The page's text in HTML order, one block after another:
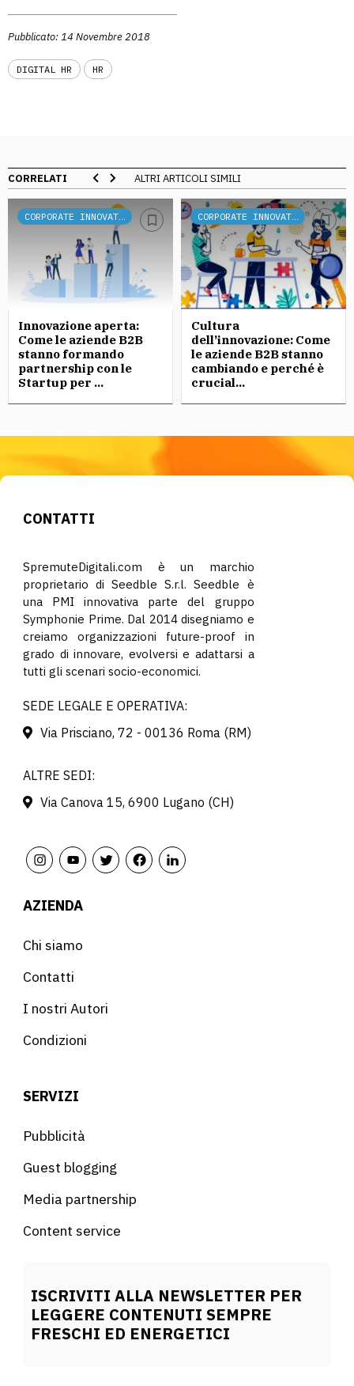
Pubblicato: 14 Novembre 2018
DIGITAL HR HR
CORRELATI ALTRI ARTICOLI SIMILI
Innovazione aperta:
Come le aziende B2B
stanno formando
partnership con le
Startup per ...
Cultura
dell’innovazione: Come
le aziende B2B stanno
cambiando e perché è
crucial...
CONTATTI
SpremuteDigitali.com è un marchio
proprietario di Seedble S.r.l. Seedble è
una PMI innovativa parte del gruppo
Symphonie Prime. Dal 2014 disegniamo e
creiamo organizzazioni future-proof in
grado di innovare, evolversi e adattarsi a
tutti gli scenari socio-economici.
SEDE LEGALE E OPERATIVA:
Via Prisciano, 72 - 00136 Roma (RM)
ALTRE SEDI:
Via Canova 15, 6900 Lugano (CH)
AZIENDA
Chi siamo
Contatti
I nostri Autori
Condizioni
SERVIZI
Pubblicità
Guest blogging
Media partnership
Content service
ISCRIVITI ALLA NEWSLETTER PER
LEGGERE CONTENUTI SEMPRE
FRESCHI ED ENERGETICI